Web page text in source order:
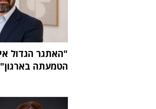
הטמעתה בארגון"